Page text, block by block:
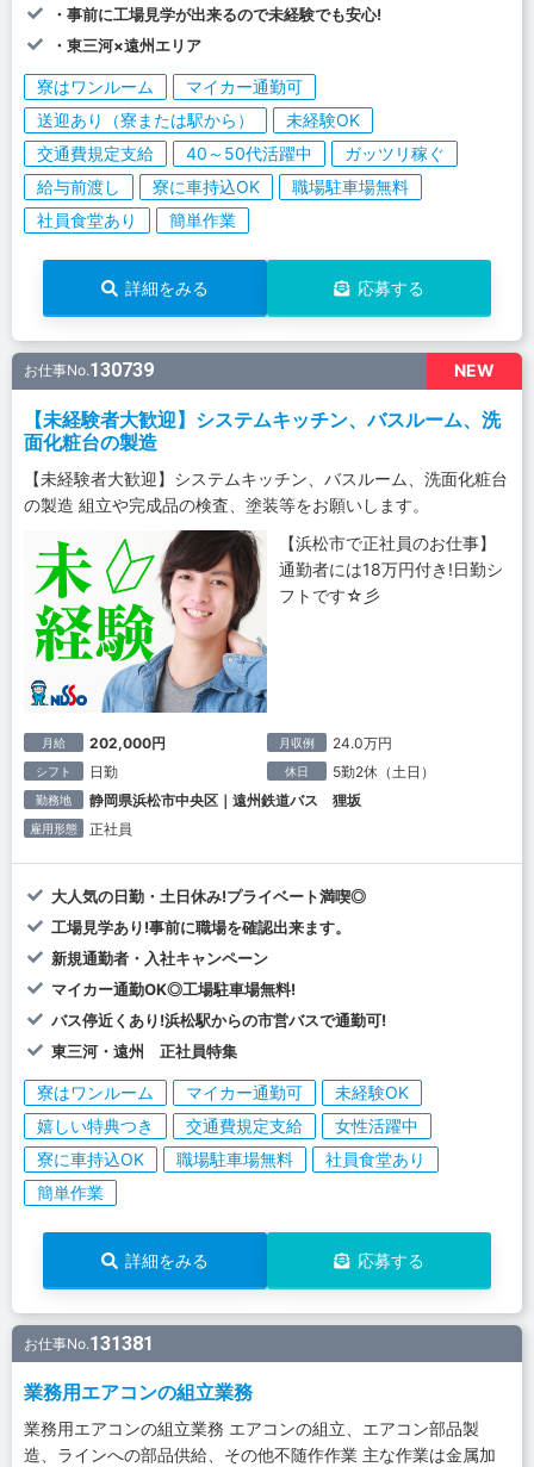
・事前に工場見学が出来るので未経験でも安心!
・東三河×遠州エリア
寮はワンルーム
マイカー通勤可
送迎あり（寮または駅から）
未経験OK
交通費規定支給
40～50代活躍中
ガッツリ稼ぐ
給与前渡し
寮に車持込OK
職場駐車場無料
社員食堂あり
簡単作業
詳細をみる 応募する
NEW
お仕事No.130739
【未経験者大歓迎】システムキッチン、バスルーム、洗
面化粧台の製造
【未経験者大歓迎】システムキッチン、バスルーム、洗面化粧台
の製造 組立や完成品の検査、塗装等をお願いします。
【浜松市で正社員のお仕事】
通勤者には18万円付き!日勤シ
フトです☆彡
月給 202,000円 月収例 24.0万円
シフト 日勤 休日 5勤2休（土日）
勤務地 静岡県浜松市中央区｜遠州鉄道バス 狸坂
雇用形態 正社員
大人気の日勤・土日休み!プライベート満喫◎
工場見学あり!事前に職場を確認出来ます。
新規通勤者・入社キャンペーン
マイカー通勤OK◎工場駐車場無料!
バス停近くあり!浜松駅からの市営バスで通勤可!
東三河・遠州 正社員特集
寮はワンルーム マイカー通勤可
未経験OK
嬉しい特典つき
交通費規定支給
女性活躍中
寮に車持込OK
職場駐車場無料
社員食堂あり
簡単作業
詳細をみる 応募する
お仕事No.131381
業務用エアコンの組立業務
業務用エアコンの組立業務 エアコンの組立、エアコン部品製
造、ラインへの部品供給、その他不随作作業 主な作業は金属加